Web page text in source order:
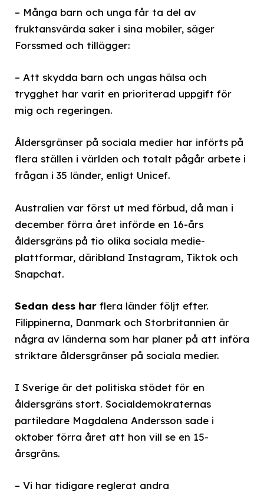
– Många barn och unga får ta del av
fruktansvärda saker i sina mobiler, säger
Forssmed och tillägger:
– Att skydda barn och ungas hälsa och
trygghet har varit en prioriterad uppgift för
mig och regeringen.
Åldersgränser på sociala medier har införts på
flera ställen i världen och totalt pågår arbete i
frågan i 35 länder, enligt Unicef.
Australien var först ut med förbud, då man i
december förra året införde en 16-års
åldersgräns på tio olika sociala medie-
plattformar, däribland Instagram, Tiktok och
Snapchat.
Sedan dess har flera länder följt efter.
Filippinerna, Danmark och Storbritannien är
några av länderna som har planer på att införa
striktare åldersgränser på sociala medier.
I Sverige är det politiska stödet för en
åldersgräns stort. Socialdemokraternas
partiledare Magdalena Andersson sade i
oktober förra året att hon vill se en 15-
årsgräns.
– Vi har tidigare reglerat andra